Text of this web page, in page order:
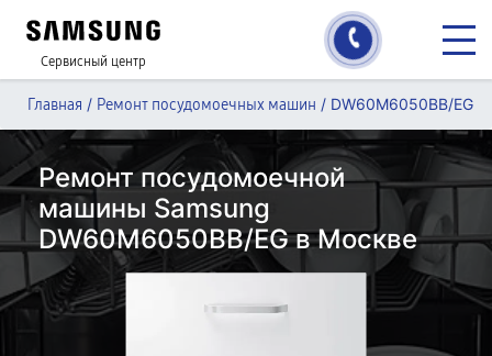
Сервисный центр
Главная / Ремонт посудомоечных машин / DW60M6050BB/EG
Ремонт посудомоечной
машины Samsung
DW60M6050BB/EG в Москве